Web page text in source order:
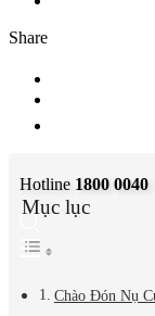
Hotline 1800 0040
Share
Mục lục
Chào Đón Nụ